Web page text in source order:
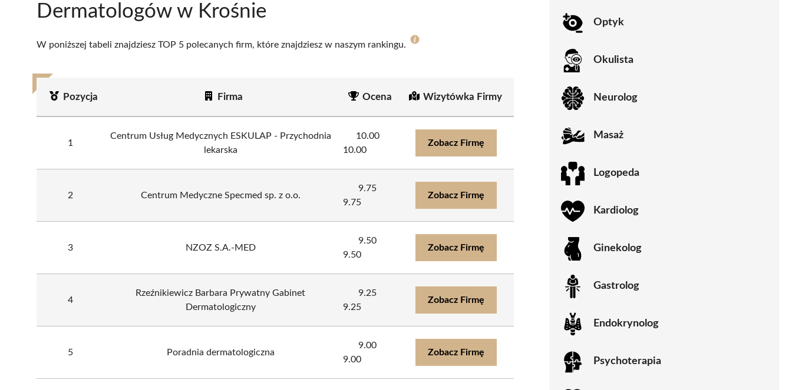
Dermatologów w Krośnie
W poniższej tabeli znajdziesz TOP 5 polecanych firm, które znajdziesz w naszym rankingu.
Pozycja Firma Ocena Wizytówka Firmy
1
Centrum Usług Medycznych ESKULAP - Przychodnia
lekarska
10.00
10.00
Zobacz Firmę
2 Centrum Medyczne Specmed sp. z o.o.
9.75
9.75
Zobacz Firmę
3 NZOZ S.A.-MED
9.50
9.50
Zobacz Firmę
4
Rzeźnikiewicz Barbara Prywatny Gabinet
Dermatologiczny
9.25
9.25
Zobacz Firmę
5 Poradnia dermatologiczna
9.00
9.00
Zobacz Firmę
Optyk
Okulista
Neurolog
Masaż
Logopeda
Kardiolog
Ginekolog
Gastrolog
Endokrynolog
Psychoterapia